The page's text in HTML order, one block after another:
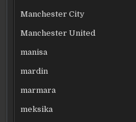
Manchester City
Manchester United
manisa
mardin
marmara
meksika